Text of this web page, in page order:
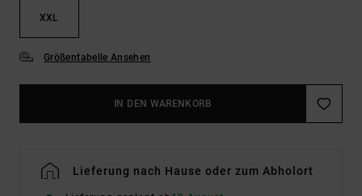
XXL
Größentabelle Ansehen
IN DEN WARENKORB
Lieferung nach Hause oder zum Abholort